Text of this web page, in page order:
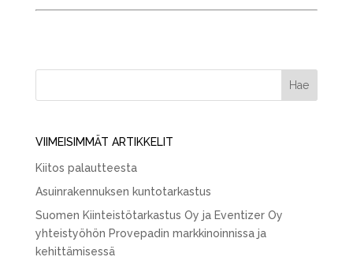
VIIMEISIMMÄT ARTIKKELIT
Kiitos palautteesta
Asuinrakennuksen kuntotarkastus
Suomen Kiinteistötarkastus Oy ja Eventizer Oy
yhteistyöhön Provepadin markkinoinnissa ja
kehittämisessä